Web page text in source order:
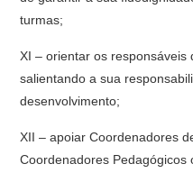
turmas;
XI – orientar os responsáveis
salientando a sua
desenvolvimento;
XII – apoiar Coordenadores
Coordenadores Pedagógicos